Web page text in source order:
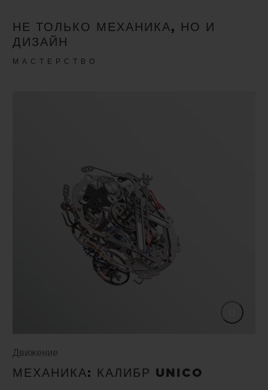
НЕ ТОЛЬКО МЕХАНИКА, НО И
ДИЗАЙН
МАСТЕРСТВО
Движение
МЕХАНИКА: КАЛИБР UNICO